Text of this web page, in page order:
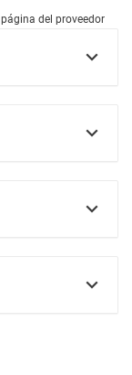
del proveedor